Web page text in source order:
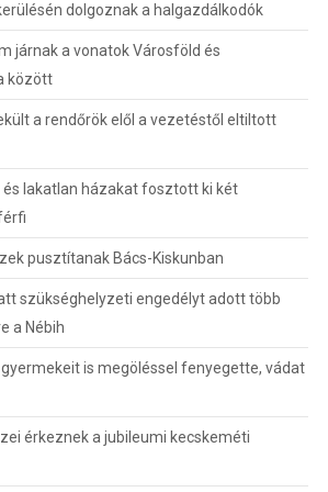
dolgoznak a halgazdálkodók
járnak a vonatok Városföld és
között
a rendőrök elől a vezetéstől eltiltott
és lakatlan házakat fosztott ki két
pusztítanak Bács-Kiskunban
szükséghelyzeti engedélyt adott több
a Nébih
is megöléssel fenyegette, vádat
érkeznek a jubileumi kecskeméti